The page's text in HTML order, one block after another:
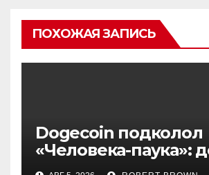
ПОХОЖАЯ ЗАПИСЬ
Dogecoin подколол
«Человека-паука»:
мемкоина еще 11